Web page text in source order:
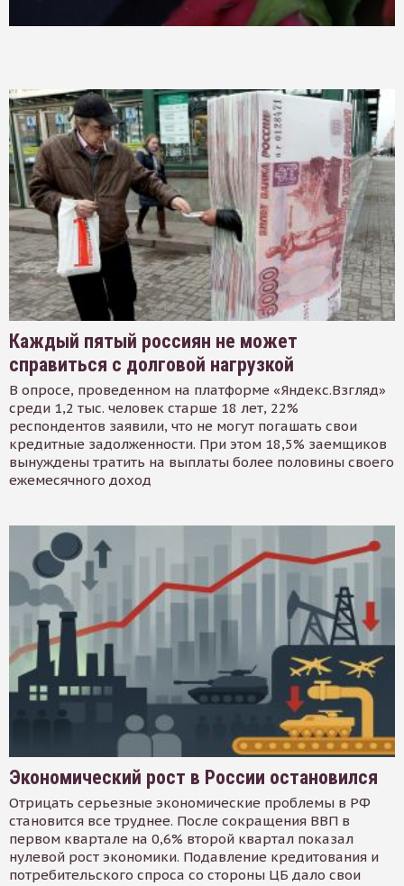
Каждый пятый россиян не может
справиться с долговой нагрузкой
В опросе, проведенном на платформе «Яндекс.Взгляд»
среди 1,2 тыс. человек старше 18 лет, 22%
респондентов заявили, что не могут погашать свои
кредитные задолженности. При этом 18,5% заемщиков
вынуждены тратить на выплаты более половины своего
ежемесячного доход
Экономический рост в России остановился
Отрицать серьезные экономические проблемы в РФ
становится все труднее. После сокращения ВВП в
первом квартале на 0,6% второй квартал показал
нулевой рост экономики. Подавление кредитования и
потребительского спроса со стороны ЦБ дало свои